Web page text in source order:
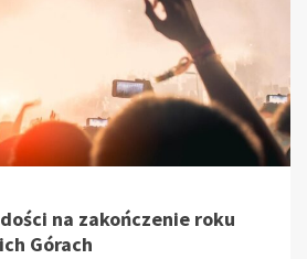
na zakończenie roku
Górach